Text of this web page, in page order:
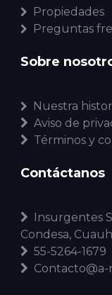
Propiedades
Preguntas
Sobre
Nuestra
Aviso de
Términos y
Contáctanos
Insurgentes
Condesa,
55-5264-1679